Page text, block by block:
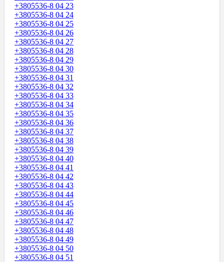
+3805536-8 04 23
+3805536-8 04 24
+3805536-8 04 25
+3805536-8 04 26
+3805536-8 04 27
+3805536-8 04 28
+3805536-8 04 29
+3805536-8 04 30
+3805536-8 04 31
+3805536-8 04 32
+3805536-8 04 33
+3805536-8 04 34
+3805536-8 04 35
+3805536-8 04 36
+3805536-8 04 37
+3805536-8 04 38
+3805536-8 04 39
+3805536-8 04 40
+3805536-8 04 41
+3805536-8 04 42
+3805536-8 04 43
+3805536-8 04 44
+3805536-8 04 45
+3805536-8 04 46
+3805536-8 04 47
+3805536-8 04 48
+3805536-8 04 49
+3805536-8 04 50
+3805536-8 04 51